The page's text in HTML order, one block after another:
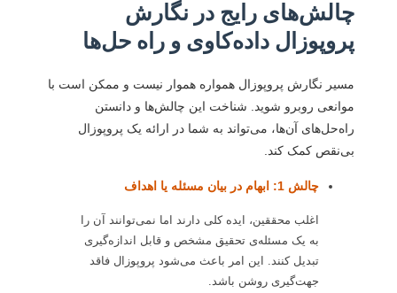
چالش‌های رایج در نگارش
پروپوزال داده‌کاوی و راه حل‌ها
مسیر نگارش پروپوزال همواره هموار نیست و ممکن است با
موانعی روبرو شوید. شناخت این چالش‌ها و دانستن
راه‌حل‌های آن‌ها، می‌تواند به شما در ارائه یک پروپوزال
بی‌نقص کمک کند.
چالش 1: ابهام در بیان مسئله یا اهداف
اغلب محققین، ایده کلی دارند اما نمی‌توانند آن را
به یک مسئله‌ی تحقیق مشخص و قابل اندازه‌گیری
تبدیل کنند. این امر باعث می‌شود پروپوزال فاقد
جهت‌گیری روشن باشد.